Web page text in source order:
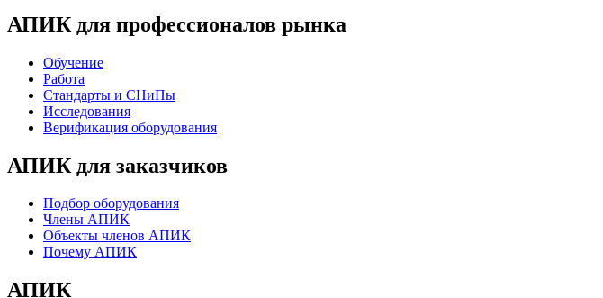
АПИК для профессионалов рынка
Обучение
Работа
Стандарты и СНиПы
Исследования
Верификация оборудования
АПИК для заказчиков
Подбор оборудования
Члены АПИК
Объекты членов АПИК
Почему АПИК
АПИК